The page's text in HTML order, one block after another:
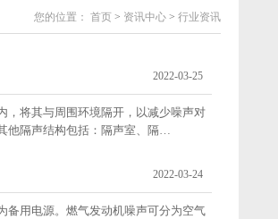
您的位置： 首页 > 资讯中心 > 行业资讯
2022-03-25
，将其与周围环境隔开，以减少噪声对
他隔声结构包括：隔声室、隔…
2022-03-24
备用电源。燃气发动机噪声可分为空气